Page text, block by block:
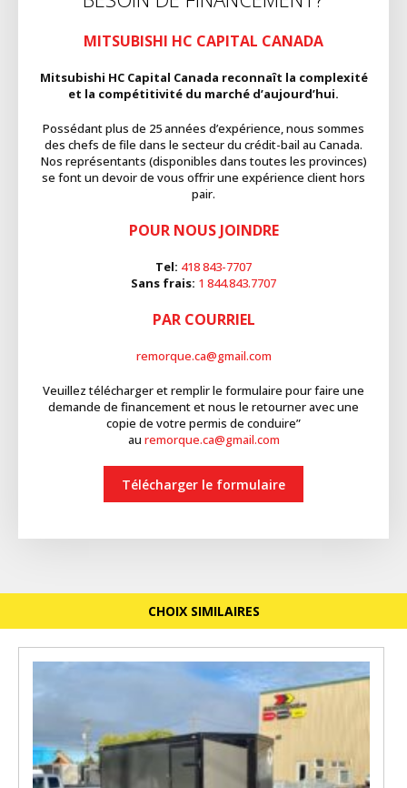
MITSUBISHI HC CAPITAL CANADA
Mitsubishi HC Capital Canada reconnaît la complexité
et la compétitivité du marché d’aujourd’hui.
Possédant plus de 25 années d’expérience, nous sommes
des chefs de file dans le secteur du crédit-bail au Canada.
Nos représentants (disponibles dans toutes les provinces)
se font un devoir de vous offrir une expérience client hors
pair.
POUR NOUS JOINDRE
Tel: 418 843-7707
Sans frais: 1 844.843.7707
PAR COURRIEL
remorque.ca@gmail.com
Veuillez télécharger et remplir le formulaire pour faire une
demande de financement et nous le retourner avec une
copie de votre permis de conduire”
au remorque.ca@gmail.com
Télécharger le formulaire
CHOIX SIMILAIRES